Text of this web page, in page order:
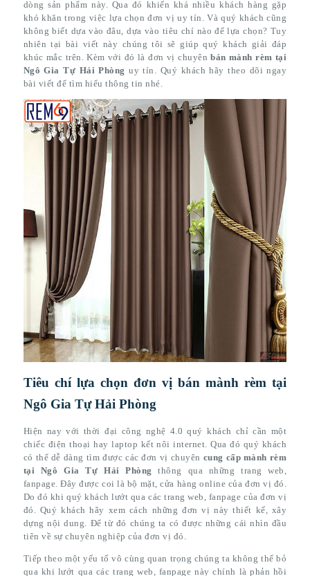
dòng sản phẩm này. Qua đó khiến khá nhiều khách hàng gặp
khó khăn trong việc lựa chọn đơn vị uy tín. Và quý khách cũng
không biết dựa vào đâu, dựa vào tiêu chí nào để lựa chọn? Tuy
nhiên tại bài viết này chúng tôi sẽ giúp quý khách giải đáp
khúc mắc trên. Kèm với đó là đơn vị chuyênbán mành rèm tại
Ngô Gia Tự Hải Phòng uy tín. Quý khách hãy theo dõi ngay
bài viết để tìm hiểu thông tin nhé.
Tiêu chí lựa chọn đơn vị bán mành rèm tại
Ngô Gia Tự Hải Phòng
Hiện nay với thời đại công nghệ 4.0 quý khách chỉ cần một
chiếc điện thoại hay laptop kết nôi internet. Qua đó quý khách
có thể dễ dàng tìm được các đơn vị chuyên cung cấp mành rèm
tại Ngô Gia Tự Hải Phòngthông qua những trang web,
fanpage. Đây được coi là bộ mặt, cửa hàng online của đơn vị đó.
Do đó khi quý khách lướt qua các trang web, fanpage của đơn vị
đó. Quý khách hãy xem cách những đơn vị này thiết kế, xây
dựng nội dung. Để từ đó chúng ta có được những cái nhìn đầu
tiên về sự chuyên nghiệp của đơn vị đó.
Tiếp theo một yếu tố vô cùng quan trọng chúng ta không thể bỏ
qua khi lướt qua các trang web, fanpage này chính là phản hồi